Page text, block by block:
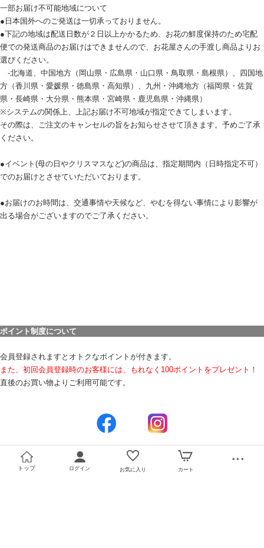
一部お届け不可能地域について
●日本国外へのご発送は一切承っておりません。
●下記の地域は配送日数が２日以上かかるため、お花の鮮度保持のため宅配
便での発送商品のお届けはできませんので、お花屋さんの手渡し商品よりお
選びください。
-北海道、中国地方（岡山県・広島県・山口県・鳥取県・島根県）、四国地
方（香川県・愛媛県・徳島県・高知県）、九州・沖縄地方（福岡県・佐賀
県・長崎県・大分県・熊本県・宮崎県・鹿児島県・沖縄県）
※システムの関係上、上記お届け不可地域が指定できてしまいます。
その際は、ご注文のキャンセルの旨をお知らせさせて頂きます。予めご了承
ください。
●イベント(母の日やクリスマスなど)の商品は、指定期間内（日時指定不可）
でのお届けとさせていただいております。
●お届けのお時間は、交通事情や天候など、やむを得ない事情により影響が
出る場合がございますのでご了承ください。
ポイント制度について
会員登録されますとオトクなポイントが付きます。
また、初回会員登録時のお客様には、もれなく100ポイントをプレゼント！
直後のお買い物よりご利用可能です。
トップ ログイン お気に入り カート